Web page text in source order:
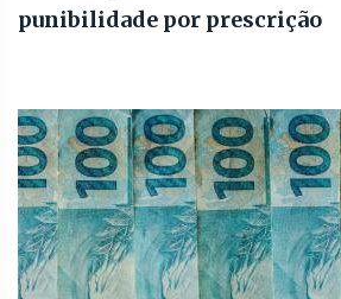
punibilidade por prescrição